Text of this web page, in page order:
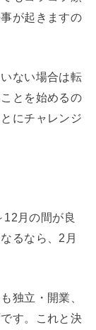
が起きますの
ない場合は転
とを始めるの
にチャレンジ
月の間が良
るなら、2月
独立・開業、
す。これと決